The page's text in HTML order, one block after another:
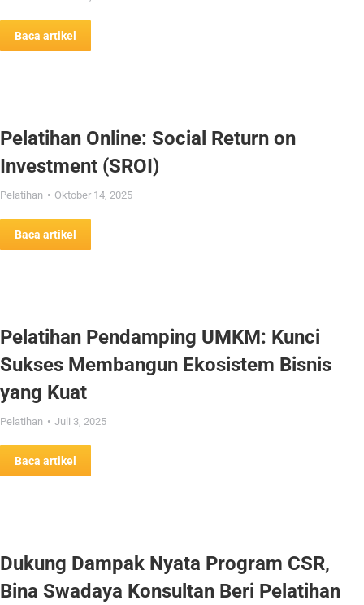
Baca artikel
Pelatihan Online: Social Return on
Investment (SROI)
Pelatihan Oktober 14, 2025
Baca artikel
Pelatihan Pendamping UMKM: Kunci
Sukses Membangun Ekosistem Bisnis
yang Kuat
Pelatihan Juli 3, 2025
Baca artikel
Dukung Dampak Nyata Program CSR,
Bina Swadaya Konsultan Beri Pelatihan